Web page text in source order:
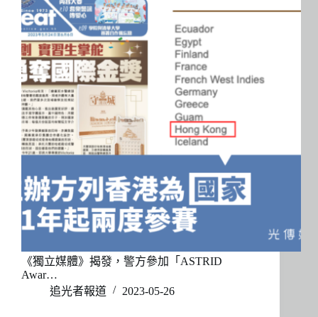
《獨立媒體》揭發，警方參加「ASTRID
Awar…
追光者報道
2023-05-26